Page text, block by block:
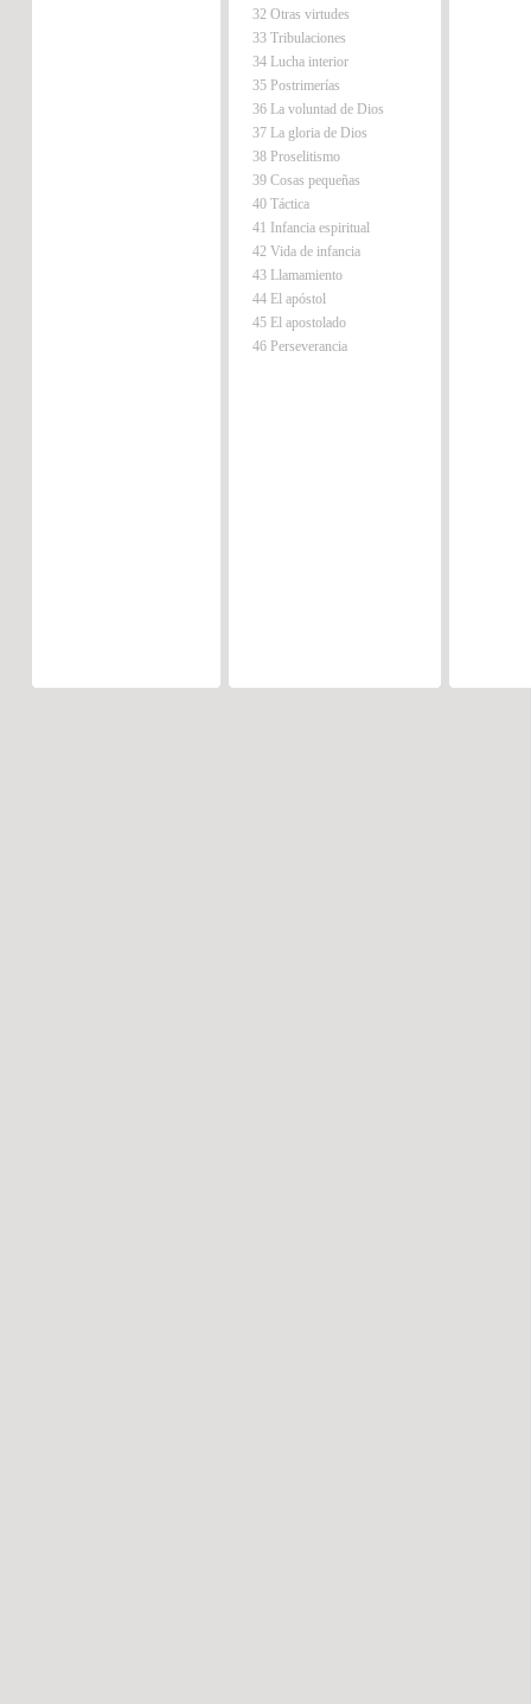
32 Otras virtudes
33 Tribulaciones
34 Lucha interior
35 Postrimerías
36 La voluntad de Dios
37 La gloria de Dios
38 Proselitismo
39 Cosas pequeñas
40 Táctica
41 Infancia espiritual
42 Vida de infancia
43 Llamamiento
44 El apóstol
45 El apostolado
46 Perseverancia